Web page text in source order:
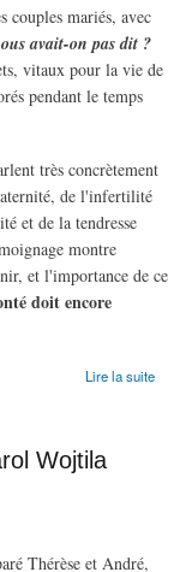
couples mariés, avec
avait-on pas dit ?
vitaux pour la vie de
pendant le temps
très concrètement
de l'infertilité
et de la tendresse
montre
et l'importance de ce
doit encore
Lire la suite
Wojtila
Thérèse et André,